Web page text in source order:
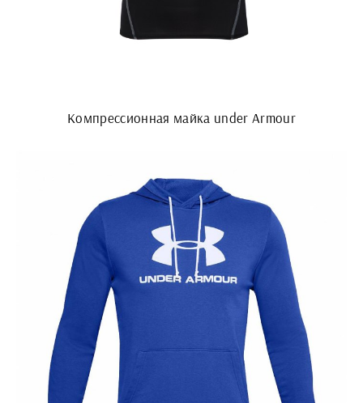
Компрессионная майка under Armour